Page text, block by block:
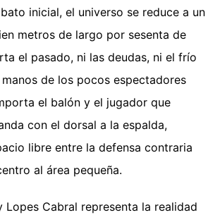
inicial, el universo se reduce a un
metros de largo por sesenta de
el pasado, ni las deudas, ni el frío
de los pocos espectadores
el balón y el jugador que
con el dorsal a la espalda,
libre entre la defensa contraria
al área pequeña.
Lopes Cabral representa la realidad